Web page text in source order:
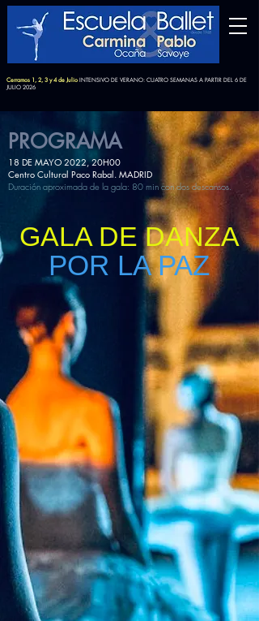
Cerramos 1, 2, 3 y 4 de Julio INTENSIVO DE VERANO: CUATRO SEMANAS A PARTIR DEL 6 DE
JULIO 2026
PROGRAMA
18 DE MAYO 2022, 20H00
Centro Cultural Paco Rabal. MADRID
Duración aproximada de la gala: 80 min con dos descansos.
GALA DE DANZA
POR LA PAZ